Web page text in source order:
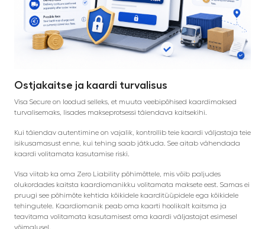
Ostjakaitse ja kaardi turvalisus
Visa Secure on loodud selleks, et muuta veebipõhised kaardimaksed
turvalisemaks, lisades makseprotsessi täiendava kaitsekihi.
Kui täiendav autentimine on vajalik, kontrollib teie kaardi väljastaja teie
isikusamasust enne, kui tehing saab jätkuda. See aitab vähendada
kaardi volitamata kasutamise riski.
Visa viitab ka oma Zero Liability põhimõttele, mis võib paljudes
olukordades kaitsta kaardiomanikku volitamata maksete eest. Samas ei
pruugi see põhimõte kehtida kõikidele kaarditüüpidele ega kõikidele
tehingutele. Kaardiomanik peab oma kaarti hoolikalt kaitsma ja
teavitama volitamata kasutamisest oma kaardi väljastajat esimesel
võimalusel.